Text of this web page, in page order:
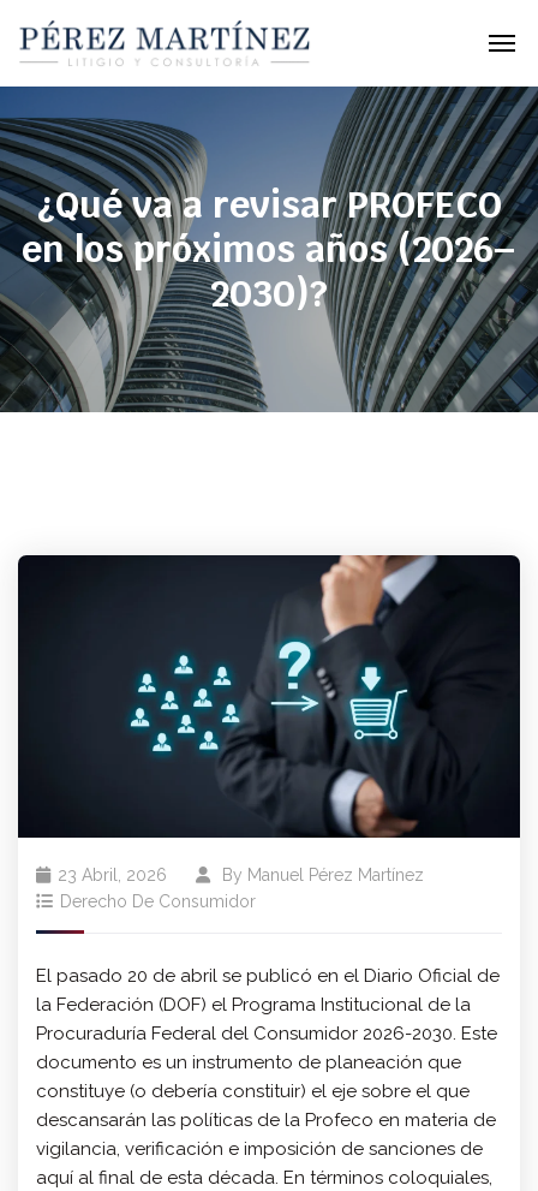
¿Qué va a revisar PROFECO
en los próximos años (2026–
2030)?
23 Abril, 2026 By Manuel Pérez Martínez
Derecho De Consumidor
El pasado 20 de abril se publicó en el Diario Oficial de
la Federación (DOF) el Programa Institucional de la
Procuraduría Federal del Consumidor 2026-2030. Este
documento es un instrumento de planeación que
constituye (o debería constituir) el eje sobre el que
descansarán las políticas de la Profeco en materia de
vigilancia, verificación e imposición de sanciones de
aquí al final de esta década. En términos coloquiales,